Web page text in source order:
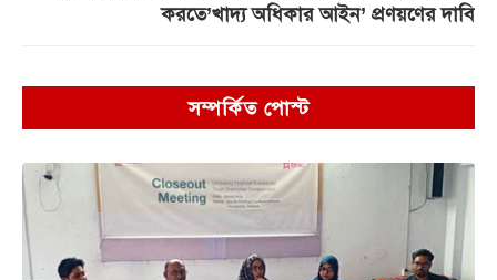
করতে’খাদ্য অধিকার আইন’ প্রণয়ণের দাবি
সম্পর্কিত পোস্ট